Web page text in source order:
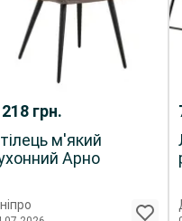
грн.
м'який
Арно